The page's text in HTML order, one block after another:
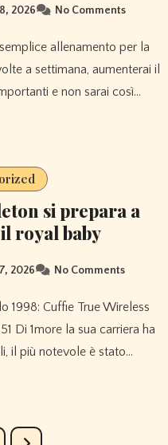
2026 No Comments
a settimana, aumenterai il
e non sarai così…
si prepara a
royal baby
2026 No Comments
Di 1more la sua carriera ha
il più notevole è stato…